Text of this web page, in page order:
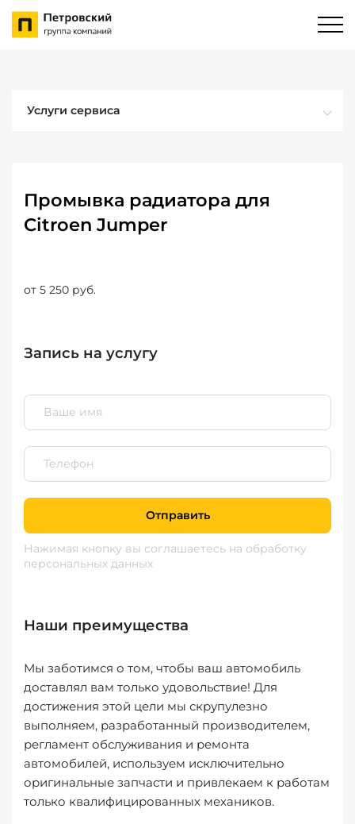
Услуги сервиса
Промывка радиатора для
Citroen Jumper
от 5 250 руб.
Запись на услугу
Отправить
Нажимая кнопку вы соглашаетесь на обработку
персональных данных
Наши преимущества
Мы заботимся о том, чтобы ваш автомобиль
доставлял вам только удовольствие! Для
достижения этой цели мы скрупулезно
выполняем, разработанный производителем,
регламент обслуживания и ремонта
автомобилей, используем исключительно
оригинальные запчасти и привлекаем к работам
только квалифицированных механиков.